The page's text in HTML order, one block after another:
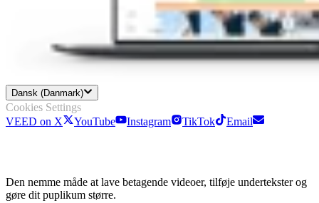
Dansk (Danmark)
Cookies Settings
VEED on X
YouTube Instagram TikTok Email
Den nemme måde at lave betagende videoer, tilføje undertekster og
gøre dit puplikum større.